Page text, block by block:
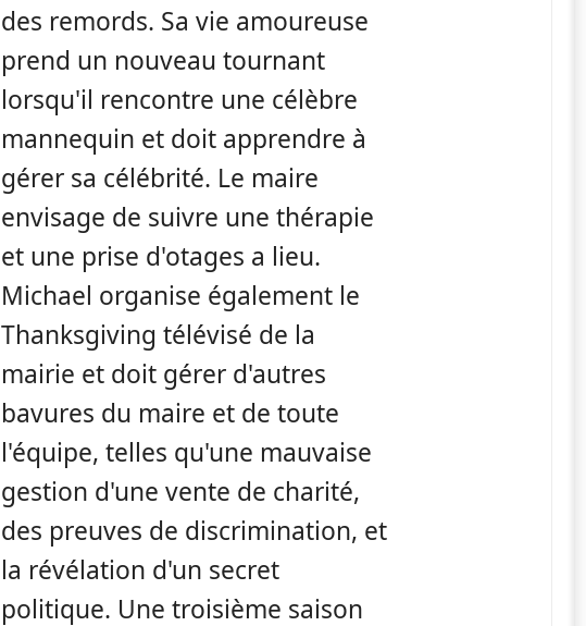
des remords. Sa vie amoureuse
prend un nouveau tournant
lorsqu'il rencontre une célèbre
mannequin et doit apprendre à
gérer sa célébrité. Le maire
envisage de suivre une thérapie
et une prise d'otages a lieu.
Michael organise également le
Thanksgiving télévisé de la
mairie et doit gérer d'autres
bavures du maire et de toute
l'équipe, telles qu'une mauvaise
gestion d'une vente de charité,
des preuves de discrimination, et
la révélation d'un secret
politique. Une troisième saison